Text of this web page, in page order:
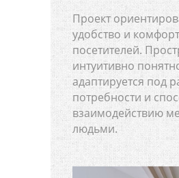
Проект
удобство и комфорт
посетителей.
интуитивно
адаптируется под
потребности и
взаимодействию
людьми.